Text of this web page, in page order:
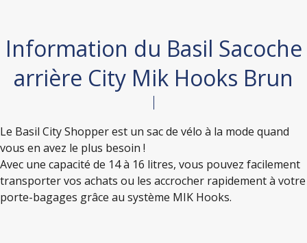
Information du Basil Sacoche
arrière City Mik Hooks Brun
Le Basil City Shopper est un sac de vélo à la mode quand
vous en avez le plus besoin !
Avec une capacité de 14 à 16 litres, vous pouvez facilement
transporter vos achats ou les accrocher rapidement à votre
porte-bagages grâce au système MIK Hooks.